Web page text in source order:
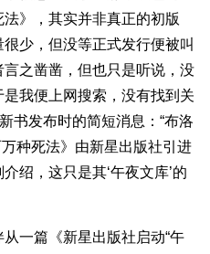
》，其实并非真正的初版
少，但没等正式发行便被叫
之凿凿，但也只是听说，没
我便上网搜索，没有找到关
书发布时的简短消息：“布洛
万种死法》由新星出版社引进
绍，这只是其‘午夜文库’的
一篇《新星出版社启动“午